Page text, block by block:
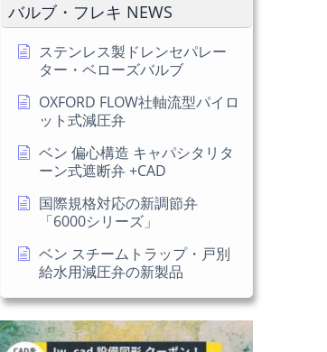
バルブ・フレキ NEWS
ステンレス製ドレンセパレー
ター・ベローズバルブ
OXFORD FLOW社軸流型パイロ
ット式減圧弁
ベン 偏心構造 キャパシタリタ
ーン式遮断弁 +CAD
国際規格対応の新調節弁
「6000シリーズ」
ベン スチームトラップ・戸別
給水用減圧弁の新製品